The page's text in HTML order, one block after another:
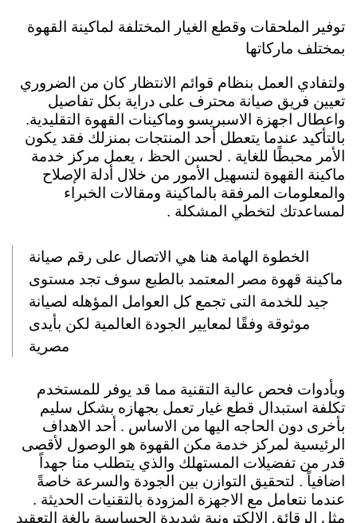
توفير الملحقات وقطع الغيار المختلفة لماكينة القهوة
بمختلف ماركاتها
ولتفادي العمل بنظام قوائم الانتظار كان من الضروري
تعيين فريق صيانة محترف على دراية بكل تفاصيل
واعطال اجهزة الاسبريسو وماكينات القهوة التقليدية.
بالتأكيد عندما يتعطل أحد المنتجات بمنزلك فقد يكون
الأمر محبطًا للغاية . لحسن الحظ ، يعمل مركز خدمة
ماكينة القهوة لتسهيل الأمور من خلال أدلة الإصلاح
والمعلومات المرفقة بالماكينة ومقالات الخبراء
لمساعدتك لتخطي المشكلة .
الخطوة الهامة هنا هي الاتصال على رقم صيانة
ماكينة قهوة مصر المعتمد بالطبع سوف تجد مستوى
جيد للخدمة التى تجمع كل العوامل المؤهله لصيانة
موثوقة وفقًا لمعايير الجودة العالمية لكن بأيدى
مصرية
وبأدوات فحص عالية التقنية مما قد يوفر للمستخدم
تكلفة استبدال قطع غيار تعمل بجهازه بشكل سليم
بأخرى دون الحاجه اليها من الاساس . أحد الاهداف
الرئيسية لمركز خدمة مكن القهوة هو الوصول لأقصى
قدر من تفضيلات المستهلك والذي يتطلب منا جهداً
اضافياً . لتحقيق التوازن بين الجودة والسرعة خاصةً
عندما نتعامل مع الاجهزة المزودة بالتقنيات الحديثة .
مثل الرقائق الالكترونية شديدة الحساسية بالغة التعقيد